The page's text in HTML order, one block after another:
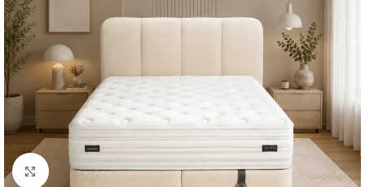
Click to enlarge